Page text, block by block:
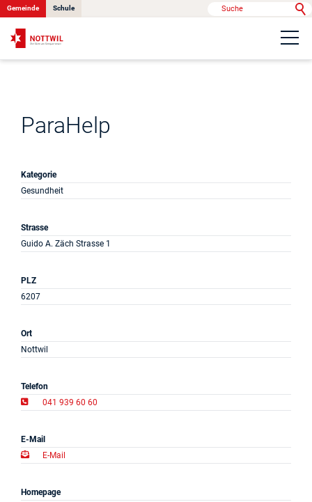
Politik & Verwaltung
Onlinedienste
Gemeinde Schule
Anlässe
Barrierefrei
ParaHelp
Kategorie
Gesundheit
Strasse
Guido A. Zäch Strasse 1
PLZ
6207
Ort
Nottwil
Telefon
041 939 60 60
E-Mail
E-Mail
Homepage